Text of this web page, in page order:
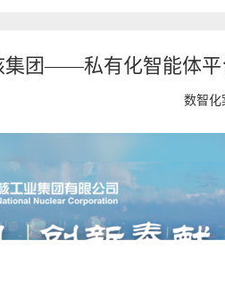
集团——私有化智能体平
数智化